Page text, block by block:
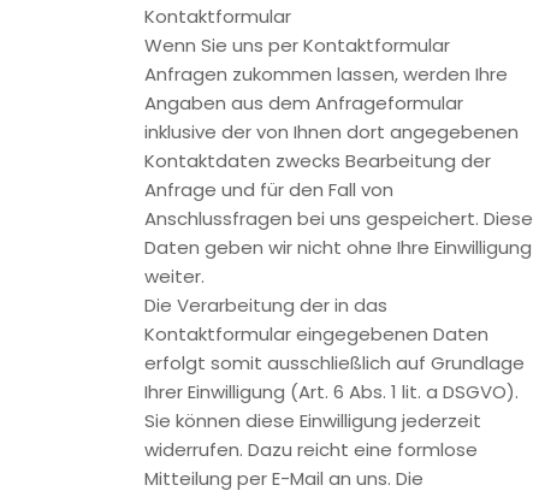
Maßnahmen gestattet. Personenbezogene Daten über die
Inanspruchnahme unserer Internetseiten (Nutzungsdaten)
erheben, verarbeiten und nutzen wir nur, soweit dies
erforderlich ist, um dem Nutzer die Inanspruchnahme des
Dienstes zu ermöglichen oder abzurechnen.
Die erhobenen Kundendaten werden nach Abschluss des
Auftrags oder Beendigung der Geschäftsbeziehung
gelöscht. Gesetzliche Aufbewahrungsfristen bleiben
Datenübermittlung bei Vertragsschluss für Online-Shops,
Händler und Warenversand
Wir übermitteln personenbezogene Daten an Dritte nur
dann, wenn dies im Rahmen der Vertragsabwicklung
notwendig ist, etwa an die mit der Lieferung der Ware
betrauten Unternehmen oder das mit der
Zahlungsabwicklung beauftragte Kreditinstitut. Eine
weitergehende Übermittlung der Daten erfolgt nicht bzw.